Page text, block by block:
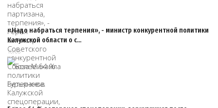
«Надо набраться терпения», - министр конкурентной политики
Калужской области о с…
10/08